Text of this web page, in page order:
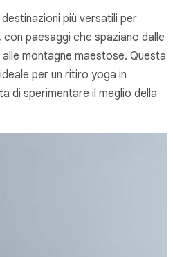
più versatili per
paesaggi che spaziano dalle
montagne maestose. Questa
per un ritiro yoga in
di sperimentare il meglio della